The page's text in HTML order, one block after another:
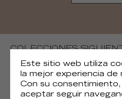
COLECCIONES
Este sitio web utiliza
la mejor experiencia de
Con su
aceptar seguir